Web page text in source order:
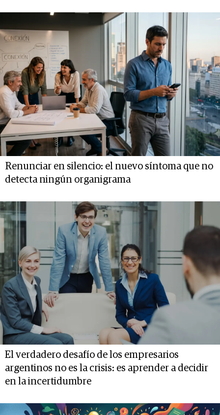
Renunciar en silencio: el nuevo síntoma que no
detecta ningún organigrama
El verdadero desafío de los empresarios
argentinos no es la crisis: es aprender a decidir
en la incertidumbre